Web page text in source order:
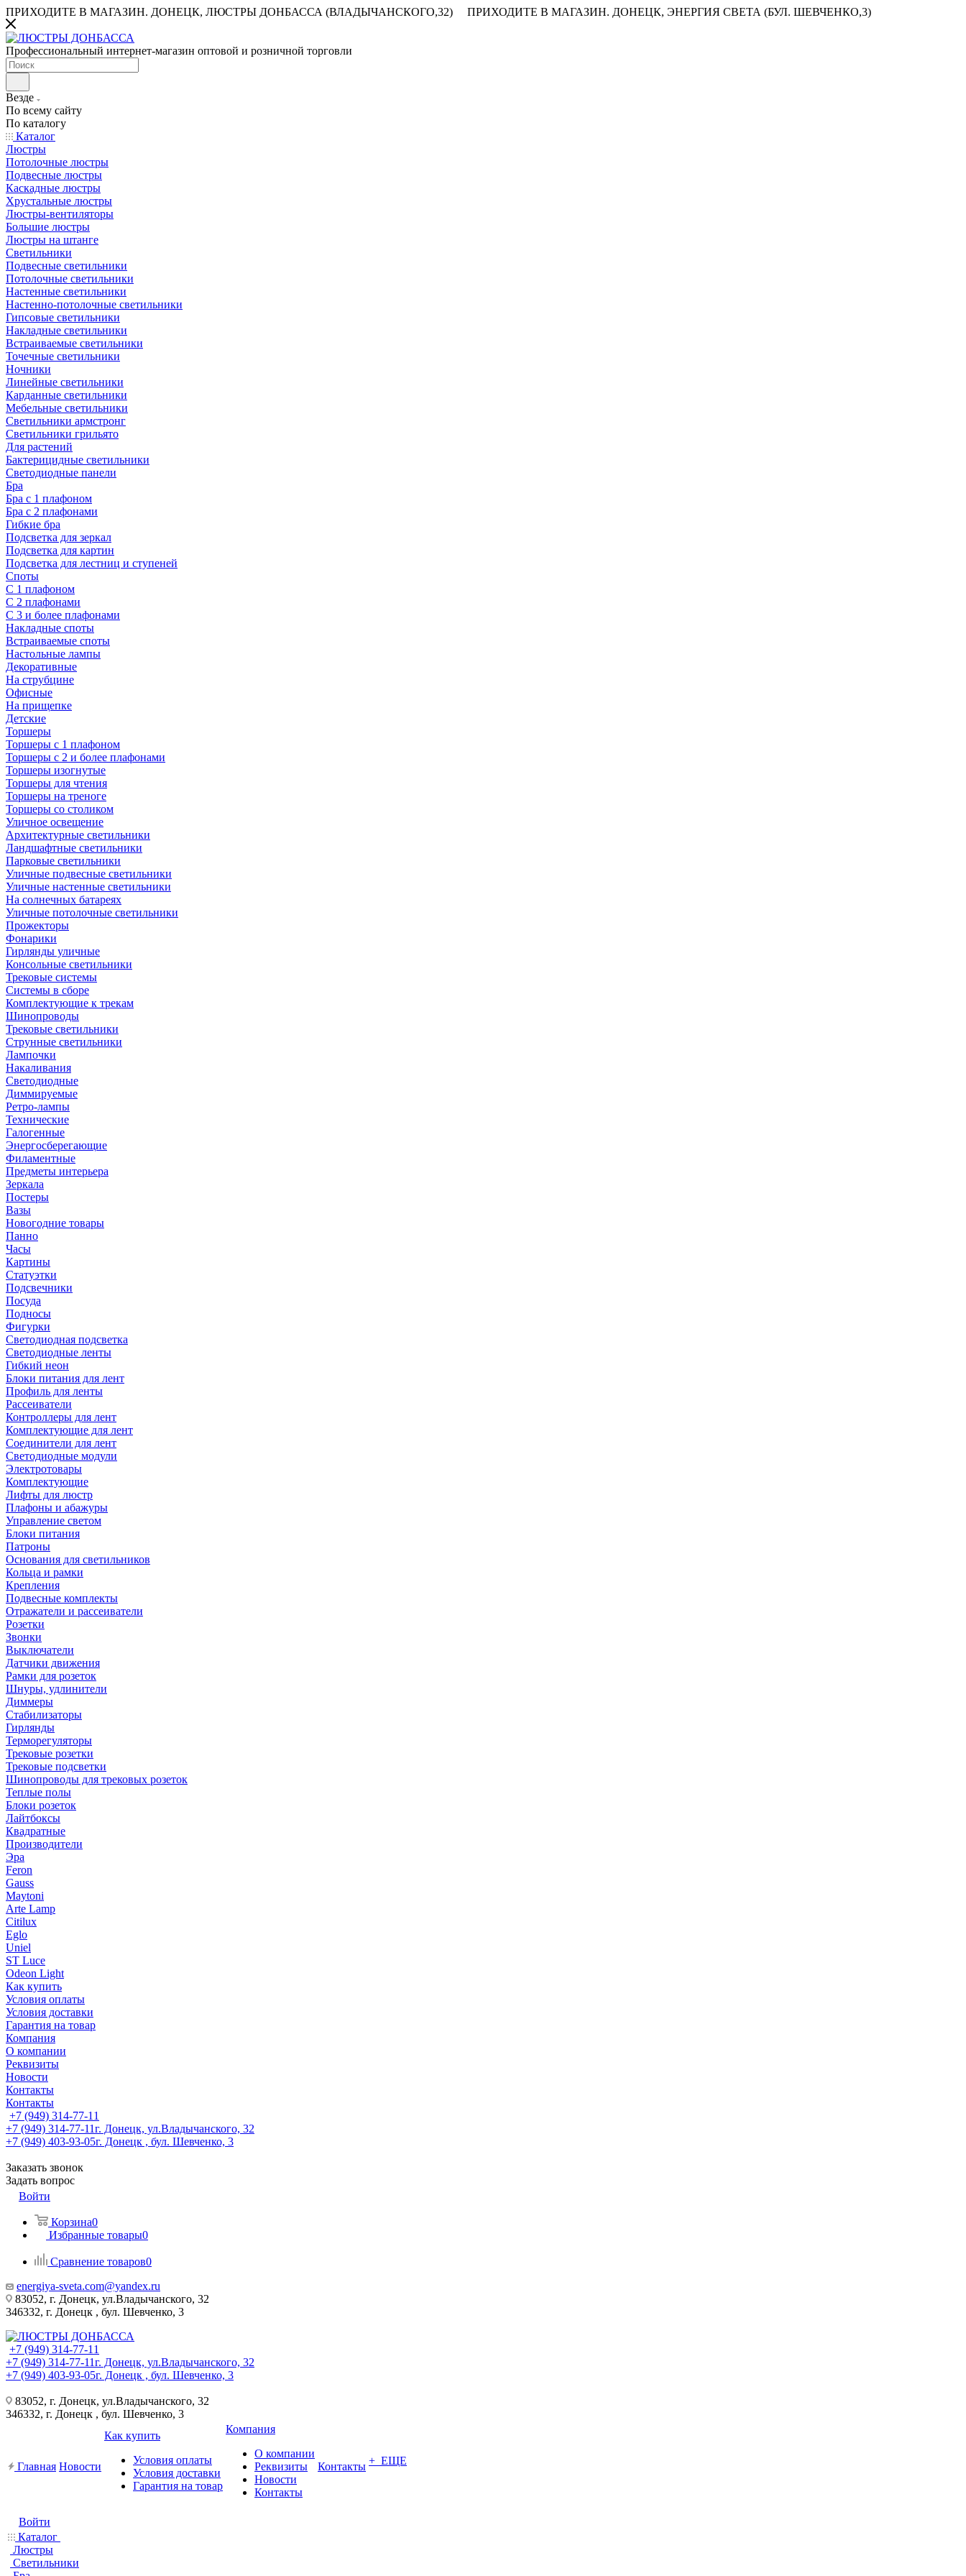
ПРИХОДИТЕ В МАГАЗИН. ДОНЕЦК, ЛЮСТРЫ ДОНБАССА (ВЛАДЫЧАНСКОГО,32) ПРИХОДИТЕ В МАГАЗИН. ДОНЕЦК, ЭНЕРГИЯ СВЕТА (БУЛ. ШЕВЧЕНКО,3)
Профессиональный интернет-магазин оптовой и розничной торговли
Везде
По всему сайту
По каталогу
Каталог
Люстры
Потолочные люстры
Подвесные люстры
Каскадные люстры
Хрустальные люстры
Люстры-вентиляторы
Большие люстры
Люстры на штанге
Светильники
Подвесные светильники
Потолочные светильники
Настенные светильники
Настенно-потолочные светильники
Гипсовые светильники
Накладные светильники
Встраиваемые светильники
Точечные светильники
Ночники
Линейные светильники
Карданные светильники
Мебельные светильники
Светильники армстронг
Светильники грильято
Для растений
Бактерицидные светильники
Светодиодные панели
Бра
Бра с 1 плафоном
Бра с 2 плафонами
Гибкие бра
Подсветка для зеркал
Подсветка для картин
Подсветка для лестниц и ступеней
Споты
С 1 плафоном
С 2 плафонами
С 3 и более плафонами
Накладные споты
Встраиваемые споты
Настольные лампы
Декоративные
На струбцине
Офисные
На прищепке
Детские
Торшеры
Торшеры с 1 плафоном
Торшеры с 2 и более плафонами
Торшеры изогнутые
Торшеры для чтения
Торшеры на треноге
Торшеры со столиком
Уличное освещение
Архитектурные светильники
Ландшафтные светильники
Парковые светильники
Уличные подвесные светильники
Уличные настенные светильники
На солнечных батареях
Уличные потолочные светильники
Прожекторы
Фонарики
Гирлянды уличные
Консольные светильники
Трековые системы
Системы в сборе
Комплектующие к трекам
Шинопроводы
Трековые светильники
Струнные светильники
Лампочки
Накаливания
Светодиодные
Диммируемые
Ретро-лампы
Технические
Галогенные
Энергосберегающие
Филаментные
Предметы интерьера
Зеркала
Постеры
Вазы
Новогодние товары
Панно
Часы
Картины
Статуэтки
Подсвечники
Посуда
Подносы
Фигурки
Светодиодная подсветка
Светодиодные ленты
Гибкий неон
Блоки питания для лент
Профиль для ленты
Рассеиватели
Контроллеры для лент
Комплектующие для лент
Соединители для лент
Светодиодные модули
Электротовары
Комплектующие
Лифты для люстр
Плафоны и абажуры
Управление светом
Блоки питания
Патроны
Основания для светильников
Кольца и рамки
Крепления
Подвесные комплекты
Отражатели и рассеиватели
Розетки
Звонки
Выключатели
Датчики движения
Рамки для розеток
Шнуры, удлинители
Диммеры
Стабилизаторы
Гирлянды
Терморегуляторы
Трековые розетки
Трековые подсветки
Шинопроводы для трековых розеток
Теплые полы
Блоки розеток
Лайтбоксы
Квадратные
Производители
Эра
Feron
Gauss
Maytoni
Arte Lamp
Citilux
Eglo
Uniel
ST Luce
Odeon Light
Как купить
Условия оплаты
Условия доставки
Гарантия на товар
Компания
О компании
Реквизиты
Новости
Контакты
Контакты
+7 (949) 314-77-11
+7 (949) 314-77-11г. Донецк, ул.Владычанского, 32
+7 (949) 403-93-05г. Донецк , бул. Шевченко, 3
Заказать звонок
Задать вопрос
Войти
Корзина0
Избранные товары0
Сравнение товаров0
energiya-sveta.com@yandex.ru
83052, г. Донецк, ул.Владычанского, 32
346332, г. Донецк , бул. Шевченко, 3
+7 (949) 314-77-11
+7 (949) 314-77-11г. Донецк, ул.Владычанского, 32
+7 (949) 403-93-05г. Донецк , бул. Шевченко, 3
83052, г. Донецк, ул.Владычанского, 32
346332, г. Донецк , бул. Шевченко, 3
Главная Новости
Как купить
Условия оплаты
Условия доставки
Гарантия на товар
Компания
О компании
Реквизиты
Новости
Контакты
Контакты + ЕЩЕ
Войти
Каталог
Люстры
Светильники